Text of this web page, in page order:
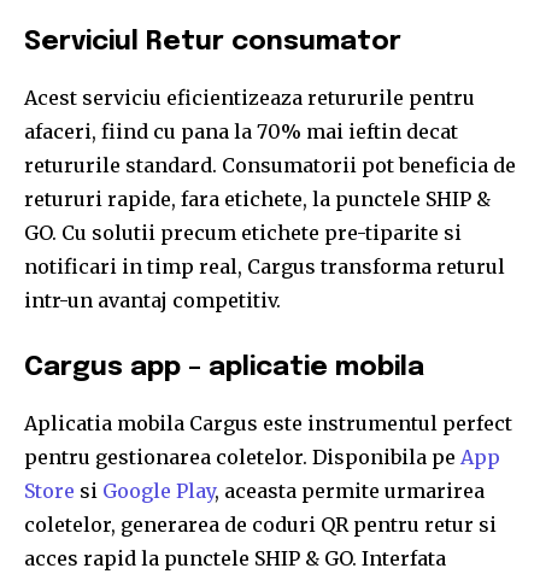
Serviciul Retur consumator
Acest serviciu eficientizeaza retururile pentru
afaceri, fiind cu pana la 70% mai ieftin decat
retururile standard. Consumatorii pot beneficia de
retururi rapide, fara etichete, la punctele SHIP &
GO. Cu solutii precum etichete pre-tiparite si
notificari in timp real, Cargus transforma returul
intr-un avantaj competitiv.
Cargus app – aplicatie mobila
Aplicatia mobila Cargus este instrumentul perfect
pentru gestionarea coletelor. Disponibila pe App
Store si Google Play, aceasta permite urmarirea
coletelor, generarea de coduri QR pentru retur si
acces rapid la punctele SHIP & GO. Interfata